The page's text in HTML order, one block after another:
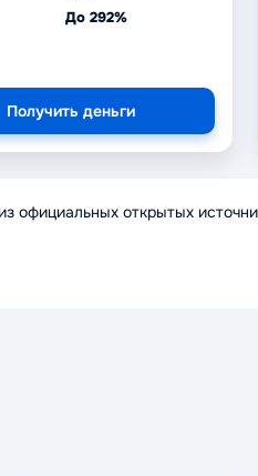
До 292%
Получить деньги
открытых